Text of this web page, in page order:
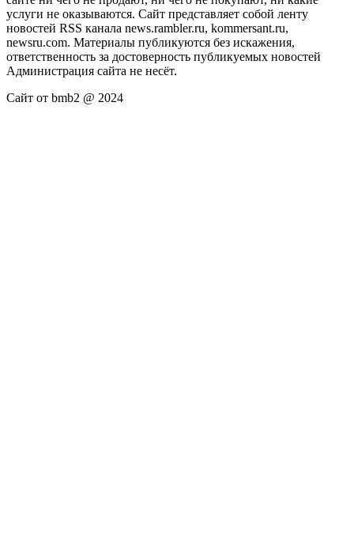
услуги не оказываются. Сайт представляет собой ленту
новостей RSS канала news.rambler.ru, kommersant.ru,
newsru.com. Материалы публикуются без искажения,
ответственность за достоверность публикуемых новостей
Администрация сайта не несёт.
Сайт от bmb2 @ 2024